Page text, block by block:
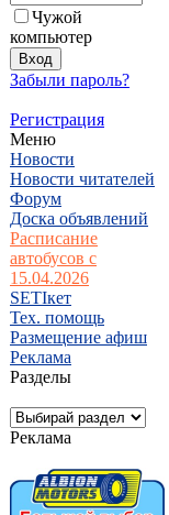
Чужой
компьютер
Забыли пароль?
Регистрация
Меню
Новости
Новости читателей
Форум
Доска объявлений
Расписание
автобусов с
15.04.2026
SETIкет
Тех. помощь
Размещение афиш
Реклама
Разделы
Реклама